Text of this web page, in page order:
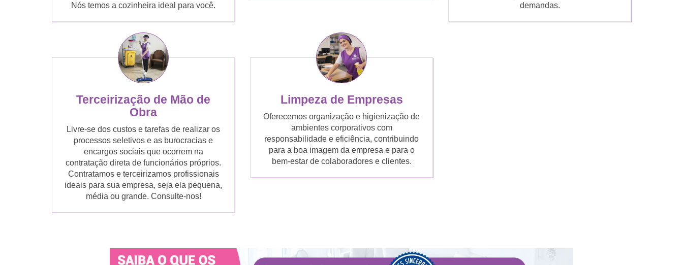
Nós temos a cozinheira ideal para você.
demandas.
Terceirização de Mão de
Obra
Livre-se dos custos e tarefas de realizar os
processos seletivos e as burocracias e
encargos sociais que ocorrem na
contratação direta de funcionários próprios.
Contratamos e terceirizamos profissionais
ideais para sua empresa, seja ela pequena,
média ou grande. Consulte-nos!
Limpeza de Empresas
Oferecemos organização e higienização de
ambientes corporativos com
responsabilidade e eficiência, contribuindo
para a boa imagem da empresa e para o
bem-estar de colaboradores e clientes.